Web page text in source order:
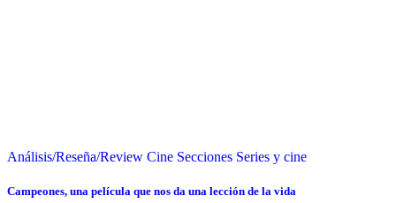
Análisis/Reseña/Review Cine Secciones Series y cine
Campeones, una película que nos da una lección de la vida